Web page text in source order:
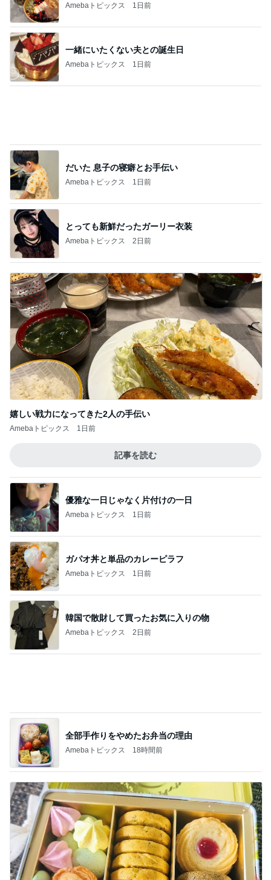
Amebaトピックス 1日前
一緒にいたくない夫との誕生日
Amebaトピックス 1日前
とっても新鮮だったガーリー衣装
Amebaトピックス 2日前
嬉しい戦力になってきた2人の手伝い
Amebaトピックス 1日前
記事を読む
Amebaトピックス 1日前
ガパオ丼と単品のカレーピラフ
Amebaトピックス 1日前
韓国で散財して買ったお気に入りの物
Amebaトピックス 2日前
全部手作りをやめたお弁当の理由
Amebaトピックス 18時間前
「ひま」と叫ぶ拗らせ女子の夏休み
Amebaトピックス 13時間前
記事を読む